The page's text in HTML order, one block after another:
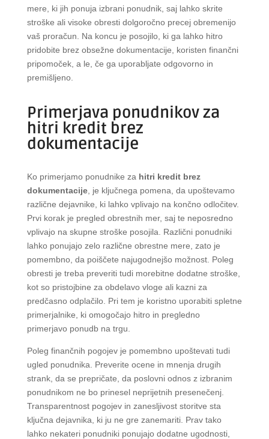
mere, ki jih ponuja izbrani ponudnik, saj lahko skrite
stroške ali visoke obresti dolgoročno precej obremenijo
vaš proračun. Na koncu je posojilo, ki ga lahko hitro
pridobite brez obsežne dokumentacije, koristen finančni
pripomoček, a le, če ga uporabljate odgovorno in
premišljeno.
Primerjava ponudnikov za
hitri kredit brez
dokumentacije
Ko primerjamo ponudnike za hitri kredit brez
dokumentacije, je ključnega pomena, da upoštevamo
različne dejavnike, ki lahko vplivajo na končno odločitev.
Prvi korak je pregled obrestnih mer, saj te neposredno
vplivajo na skupne stroške posojila. Različni ponudniki
lahko ponujajo zelo različne obrestne mere, zato je
pomembno, da poiščete najugodnejšo možnost. Poleg
obresti je treba preveriti tudi morebitne dodatne stroške,
kot so pristojbine za obdelavo vloge ali kazni za
predčasno odplačilo. Pri tem je koristno uporabiti spletne
primerjalnike, ki omogočajo hitro in pregledno
primerjavo ponudb na trgu.
Poleg finančnih pogojev je pomembno upoštevati tudi
ugled ponudnika. Preverite ocene in mnenja drugih
strank, da se prepričate, da poslovni odnos z izbranim
ponudnikom ne bo prinesel neprijetnih presenečenj.
Transparentnost pogojev in zanesljivost storitve sta
ključna dejavnika, ki ju ne gre zanemariti. Prav tako
lahko nekateri ponudniki ponujajo dodatne ugodnosti,